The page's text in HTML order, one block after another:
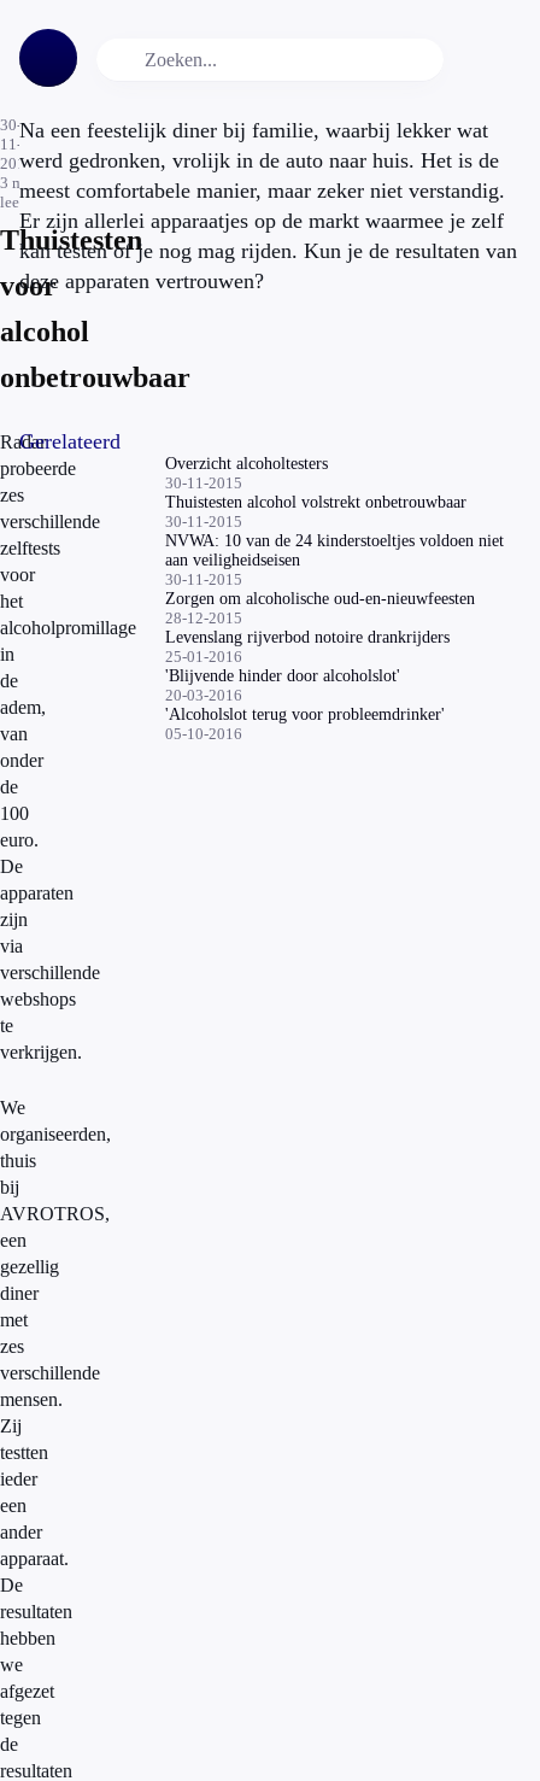
30-
11-
2015
3 min.
leestijd
Thuistesten
voor
alcohol
onbetrouwbaar
Na een feestelijk diner bij familie, waarbij lekker wat
werd gedronken, vrolijk in de auto naar huis. Het is de
meest comfortabele manier, maar zeker niet verstandig.
Er zijn allerlei apparaatjes op de markt waarmee je zelf
kan testen of je nog mag rijden. Kun je de resultaten van
deze apparaten vertrouwen?
Radar
probeerde
zes
verschillende
zelftests
voor
het
alcoholpromillage
in
de
adem,
van
onder
de
100
euro.
De
apparaten
zijn
via
verschillende
webshops
te
verkrijgen.
We
organiseerden,
thuis
bij
AVROTROS,
een
gezellig
diner
met
zes
verschillende
mensen.
Zij
testten
ieder
een
ander
apparaat.
De
resultaten
hebben
we
afgezet
tegen
de
resultaten
Gerelateerd
Overzicht alcoholtesters
30-11-2015
Thuistesten alcohol volstrekt onbetrouwbaar
30-11-2015
NVWA: 10 van de 24 kinderstoeltjes voldoen niet
aan veiligheidseisen
30-11-2015
Zorgen om alcoholische oud-en-nieuwfeesten
28-12-2015
Levenslang rijverbod notoire drankrijders
25-01-2016
'Blijvende hinder door alcoholslot'
20-03-2016
'Alcoholslot terug voor probleemdrinker'
05-10-2016